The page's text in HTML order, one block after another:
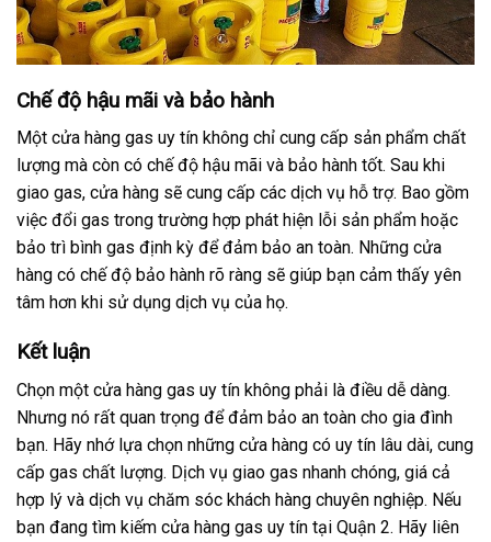
Chế độ hậu mãi và bảo hành
Một cửa hàng gas uy tín không chỉ cung cấp sản phẩm chất
lượng mà còn có chế độ hậu mãi và bảo hành tốt. Sau khi
giao gas, cửa hàng sẽ cung cấp các dịch vụ hỗ trợ. Bao gồm
việc đổi gas trong trường hợp phát hiện lỗi sản phẩm hoặc
bảo trì bình gas định kỳ để đảm bảo an toàn. Những cửa
hàng có chế độ bảo hành rõ ràng sẽ giúp bạn cảm thấy yên
tâm hơn khi sử dụng dịch vụ của họ.
Kết luận
Chọn một cửa hàng gas uy tín không phải là điều dễ dàng.
Nhưng nó rất quan trọng để đảm bảo an toàn cho gia đình
bạn. Hãy nhớ lựa chọn những cửa hàng có uy tín lâu dài, cung
cấp gas chất lượng. Dịch vụ giao gas nhanh chóng, giá cả
hợp lý và dịch vụ chăm sóc khách hàng chuyên nghiệp. Nếu
bạn đang tìm kiếm cửa hàng gas uy tín tại Quận 2. Hãy liên